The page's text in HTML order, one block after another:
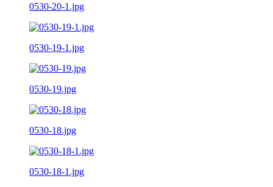
0530-20-1.jpg
0530-19-1.jpg
0530-19.jpg
0530-18.jpg
0530-18-1.jpg